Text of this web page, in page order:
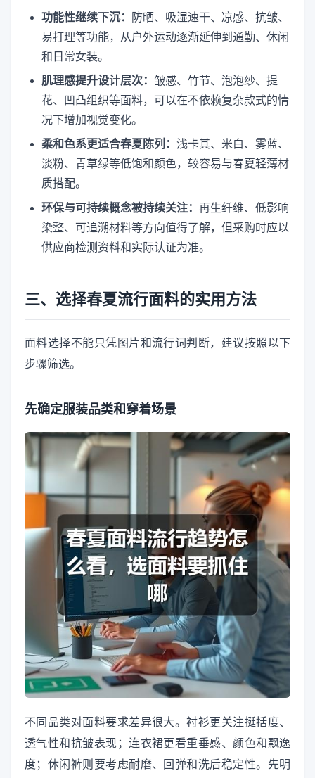
功能性继续下沉：
防晒、吸湿速干、凉感、抗皱、
易打理等功能，从户外运动逐渐延伸到通勤、休闲
和日常女装。
肌理感提升设计层次： 皱感、竹节、泡泡纱、提
花、凹凸组织等面料，可以在不依赖复杂款式的情
况下增加视觉变化。
柔和色系更适合春夏陈列： 浅卡其、米白、雾蓝、
淡粉、青草绿等低饱和颜色，较容易与春夏轻薄材
质搭配。
环保与可持续概念被持续关注： 再生纤维、低影响
染整、可追溯材料等方向值得了解，但采购时应以
供应商检测资料和实际认证为准。
三、选择春夏流行面料的实用方法
面料选择不能只凭图片和流行词判断，建议按照以下
步骤筛选。
先确定服装品类和穿着场景
不同品类对面料要求差异很大。衬衫更关注挺括度、
透气性和抗皱表现；连衣裙更看重垂感、颜色和飘逸
度；休闲裤则要考虑耐磨、回弹和洗后稳定性。先明